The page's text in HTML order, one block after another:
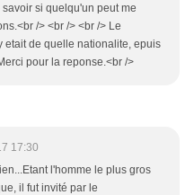
si quelqu'un peut me
/> <br /> <br /> Le
etait de quelle nationalite, epuis
pour la reponse.<br />
17:30
l'homme le plus gros
il fut invité par le